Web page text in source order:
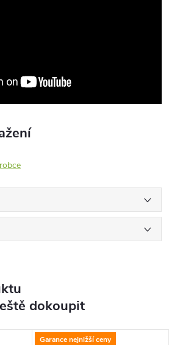
dokoupit
Garance nejnižší ceny